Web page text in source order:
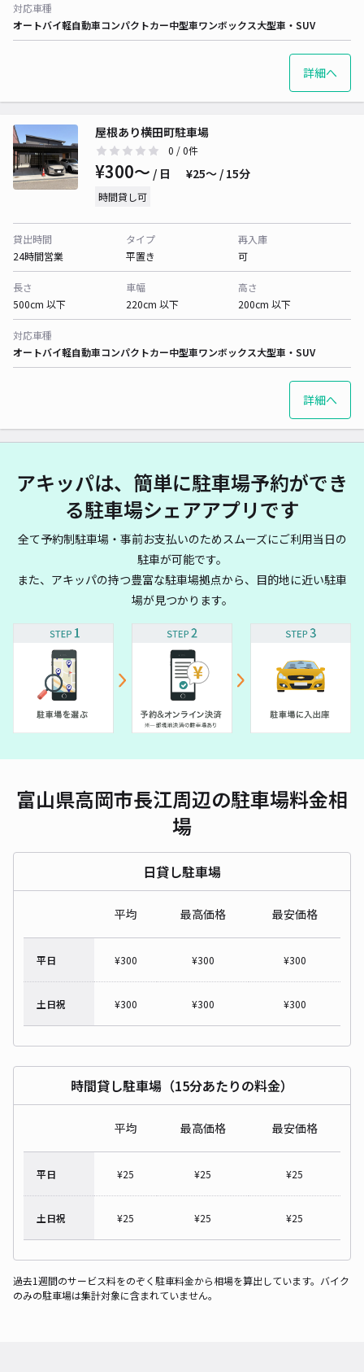
対応車種
オートバイ軽自動車コンパクトカー中型車ワンボックス大型車・SUV
詳細へ
屋根あり横田町駐車場
0 / 0件
¥300〜 / 日 ¥25〜 / 15分
時間貸し可
貸出時間
24時間営業
タイプ
平置き
再入庫
可
長さ
500cm 以下
車幅
220cm 以下
高さ
200cm 以下
対応車種
オートバイ軽自動車コンパクトカー中型車ワンボックス大型車・SUV
詳細へ
アキッパは、簡単に駐車場予約ができ
る駐車場シェアアプリです
全て予約制駐車場・事前お支払いのためスムーズにご利用当日の
駐車が可能です。
また、アキッパの持つ豊富な駐車場拠点から、目的地に近い駐車
場が見つかります。
富山県高岡市長江周辺の駐車場料金相
場
日貸し駐車場
平均 最高価格 最安価格
平日 ¥300 ¥300 ¥300
土日祝 ¥300 ¥300 ¥300
時間貸し駐車場（15分あたりの料金）
平均 最高価格 最安価格
平日 ¥25 ¥25 ¥25
土日祝 ¥25 ¥25 ¥25
過去1週間のサービス料をのぞく駐車料金から相場を算出しています。バイク
のみの駐車場は集計対象に含まれていません。